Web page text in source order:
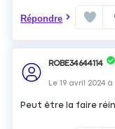
Répondre
ROBE34644114
Le19 avril 2024 à
Peut être la faire